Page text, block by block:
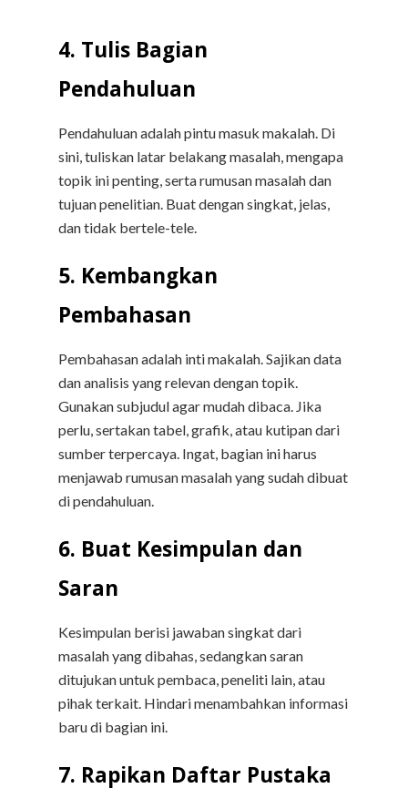
4. Tulis Bagian
Pendahuluan
Pendahuluan adalah pintu masuk makalah. Di
sini, tuliskan latar belakang masalah, mengapa
topik ini penting, serta rumusan masalah dan
tujuan penelitian. Buat dengan singkat, jelas,
dan tidak bertele-tele.
5. Kembangkan
Pembahasan
Pembahasan adalah inti makalah. Sajikan data
dan analisis yang relevan dengan topik.
Gunakan subjudul agar mudah dibaca. Jika
perlu, sertakan tabel, grafik, atau kutipan dari
sumber terpercaya. Ingat, bagian ini harus
menjawab rumusan masalah yang sudah dibuat
di pendahuluan.
6. Buat Kesimpulan dan
Saran
Kesimpulan berisi jawaban singkat dari
masalah yang dibahas, sedangkan saran
ditujukan untuk pembaca, peneliti lain, atau
pihak terkait. Hindari menambahkan informasi
baru di bagian ini.
7. Rapikan Daftar Pustaka